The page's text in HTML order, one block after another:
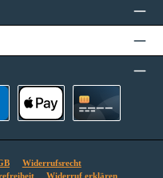
Widerrufsrecht
Widerruf erklären